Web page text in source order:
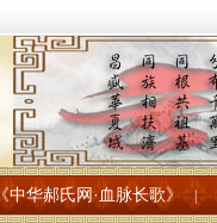
《中华郝氏网·血脉长歌》